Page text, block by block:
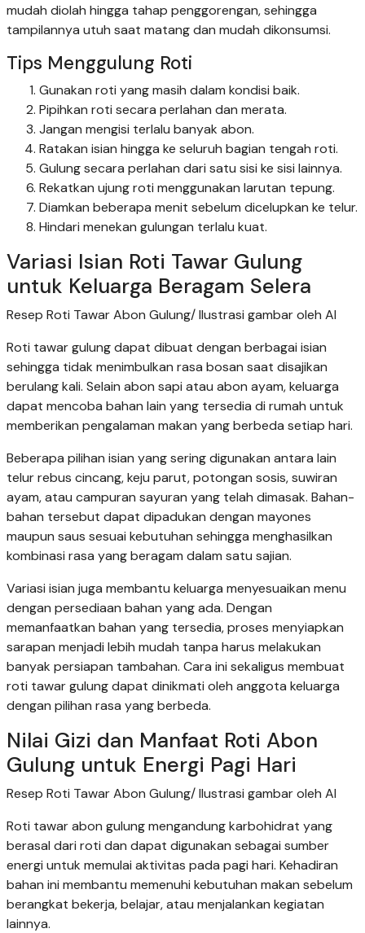
mudah diolah hingga tahap penggorengan, sehingga
tampilannya utuh saat matang dan mudah dikonsumsi.
Tips Menggulung Roti
Gunakan roti yang masih dalam kondisi baik.
Pipihkan roti secara perlahan dan merata.
Jangan mengisi terlalu banyak abon.
Ratakan isian hingga ke seluruh bagian tengah roti.
Gulung secara perlahan dari satu sisi ke sisi lainnya.
Rekatkan ujung roti menggunakan larutan tepung.
Diamkan beberapa menit sebelum dicelupkan ke telur.
Hindari menekan gulungan terlalu kuat.
Variasi Isian Roti Tawar Gulung
untuk Keluarga Beragam Selera
Resep Roti Tawar Abon Gulung/ Ilustrasi gambar oleh AI
Roti tawar gulung dapat dibuat dengan berbagai isian
sehingga tidak menimbulkan rasa bosan saat disajikan
berulang kali. Selain abon sapi atau abon ayam, keluarga
dapat mencoba bahan lain yang tersedia di rumah untuk
memberikan pengalaman makan yang berbeda setiap hari.
Beberapa pilihan isian yang sering digunakan antara lain
telur rebus cincang, keju parut, potongan sosis, suwiran
ayam, atau campuran sayuran yang telah dimasak. Bahan-
bahan tersebut dapat dipadukan dengan mayones
maupun saus sesuai kebutuhan sehingga menghasilkan
kombinasi rasa yang beragam dalam satu sajian.
Variasi isian juga membantu keluarga menyesuaikan menu
dengan persediaan bahan yang ada. Dengan
memanfaatkan bahan yang tersedia, proses menyiapkan
sarapan menjadi lebih mudah tanpa harus melakukan
banyak persiapan tambahan. Cara ini sekaligus membuat
roti tawar gulung dapat dinikmati oleh anggota keluarga
dengan pilihan rasa yang berbeda.
Nilai Gizi dan Manfaat Roti Abon
Gulung untuk Energi Pagi Hari
Resep Roti Tawar Abon Gulung/ Ilustrasi gambar oleh AI
Roti tawar abon gulung mengandung karbohidrat yang
berasal dari roti dan dapat digunakan sebagai sumber
energi untuk memulai aktivitas pada pagi hari. Kehadiran
bahan ini membantu memenuhi kebutuhan makan sebelum
berangkat bekerja, belajar, atau menjalankan kegiatan
lainnya.